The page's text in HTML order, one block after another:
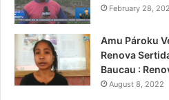
February 28,
Amu Pároku
Renova
Baucau :
August 8, 2022